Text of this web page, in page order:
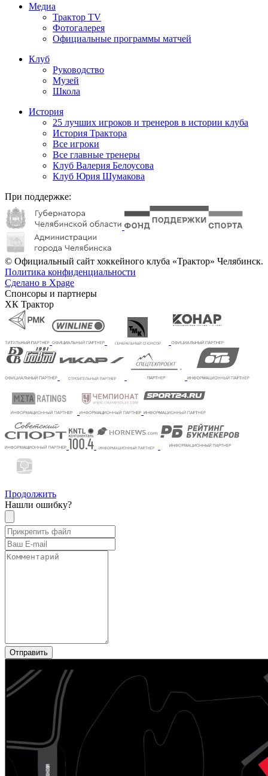
Медиа
Трактор TV
Фотогалерея
Официальные программы матчей
Клуб
Руководство
Музей
Школа
История
25 лучших игроков и тренеров в истории клуба
История Трактора
Все игроки
Все главные тренеры
Клуб Валерия Белоусова
Клуб Юрия Шумакова
При поддержке:
© Официальный сайт хоккейного клуба «Трактор» Челябинск.
Политика конфиденциальности
Сделано в Xpage
Спонсоры и партнеры
ХК Трактор
Продолжить
Нашли ошибку?